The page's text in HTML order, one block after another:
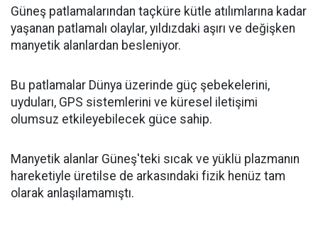
Güneş patlamalarından taçküre kütle atılımlarına kadar
yaşanan patlamalı olaylar, yıldızdaki aşırı ve değişken
manyetik alanlardan besleniyor.
Bu patlamalar Dünya üzerinde güç şebekelerini,
uyduları, GPS sistemlerini ve küresel iletişimi
olumsuz etkileyebilecek güce sahip.
Manyetik alanlar Güneş'teki sıcak ve yüklü plazmanın
hareketiyle üretilse de arkasındaki fizik henüz tam
olarak anlaşılamamıştı.